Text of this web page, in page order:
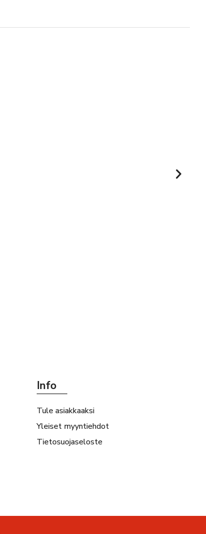
Info
Tule asiakkaaksi
Yleiset myyntiehdot
Tietosuojaseloste